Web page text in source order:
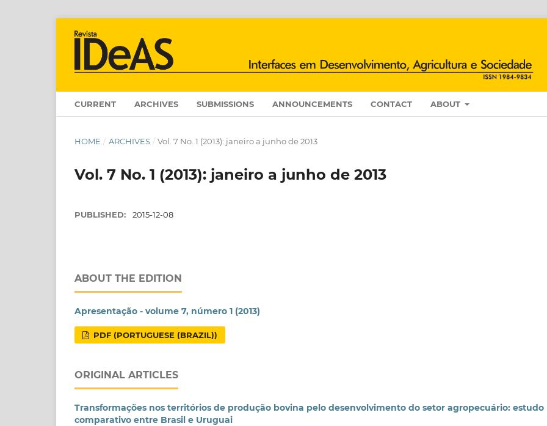
CURRENT ARCHIVES SUBMISSIONS ANNOUNCEMENTS CONTACT ABOUT
HOME / ARCHIVES / Vol. 7 No. 1 (2013): janeiro a junho de 2013
Vol. 7 No. 1 (2013): janeiro a junho de 2013
PUBLISHED: 2015-12-08
ABOUT THE EDITION
Apresentação - volume 7, número 1 (2013)
PDF (PORTUGUESE (BRAZIL))
ORIGINAL ARTICLES
Transformações nos territórios de produção bovina pelo desenvolvimento do setor agropecuário: estudo
comparativo entre Brasil e Uruguai